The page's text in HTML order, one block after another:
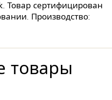
Товар сертифицирован
Производство:
товары